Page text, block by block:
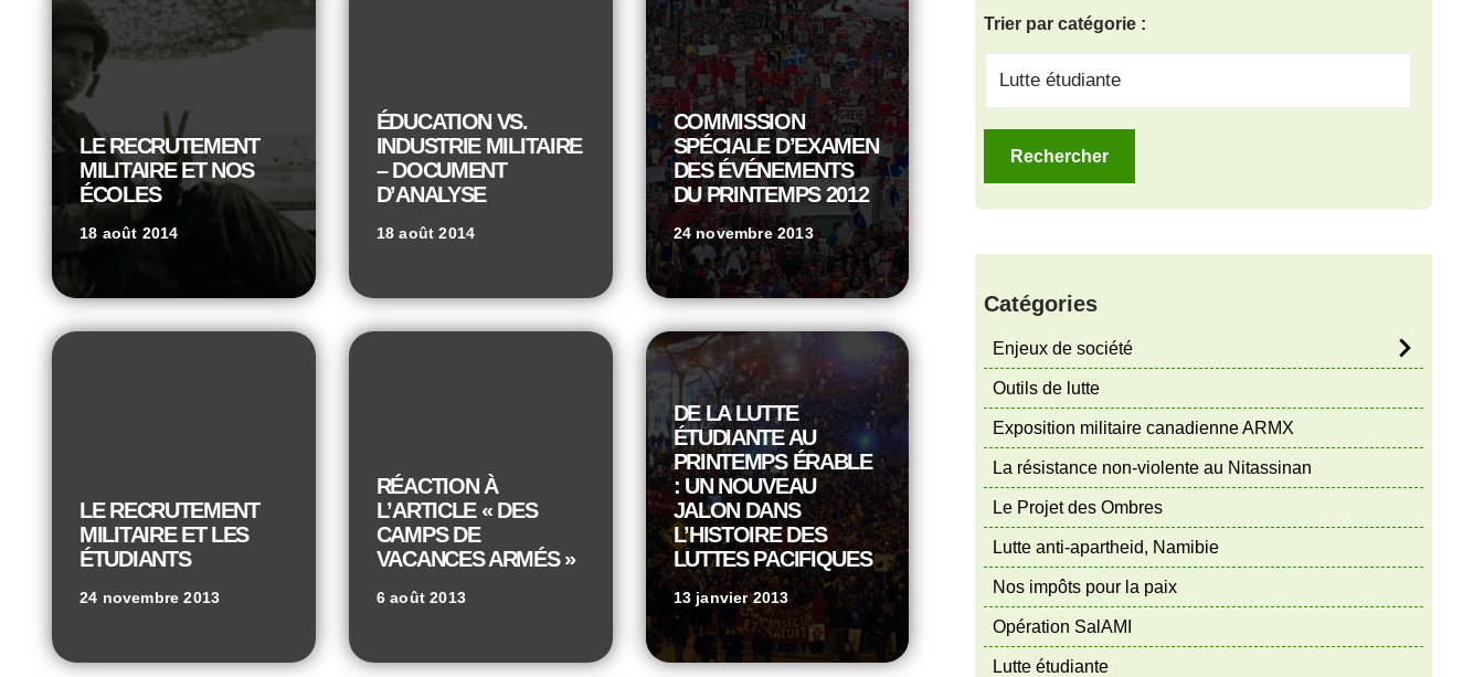
LE RECRUTEMENT
MILITAIRE ET NOS
ÉCOLES
18 août 2014
ÉDUCATION VS.
INDUSTRIE MILITAIRE
– DOCUMENT
D’ANALYSE
18 août 2014
COMMISSION
SPÉCIALE D’EXAMEN
DES ÉVÉNEMENTS
DU PRINTEMPS 2012
24 novembre 2013
LE RECRUTEMENT
MILITAIRE ET LES
ÉTUDIANTS
24 novembre 2013
RÉACTION À
L’ARTICLE « DES
CAMPS DE
VACANCES ARMÉS »
6 août 2013
DE LA LUTTE
ÉTUDIANTE AU
PRINTEMPS ÉRABLE
: UN NOUVEAU
JALON DANS
L’HISTOIRE DES
LUTTES PACIFIQUES
13 janvier 2013
Trier par catégorie :
Catégories
Enjeux de société
Outils de lutte
Exposition militaire canadienne ARMX
La résistance non-violente au Nitassinan
Le Projet des Ombres
Lutte anti-apartheid, Namibie
Nos impôts pour la paix
Opération SalAMI
Lutte étudiante